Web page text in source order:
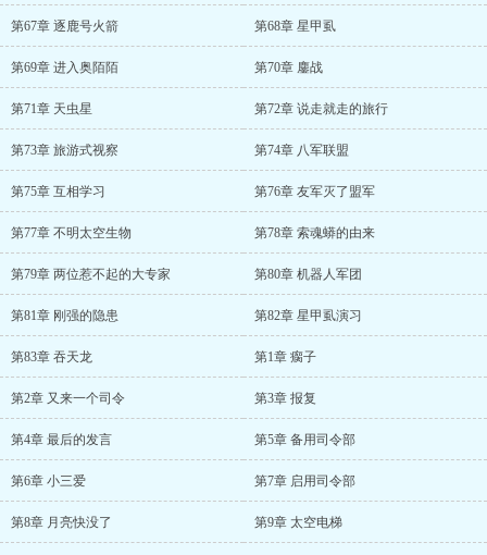
第67章 逐鹿号火箭 第68章 星甲虱
第69章 进入奥陌陌 第70章 鏖战
第71章 天虫星 第72章 说走就走的旅行
第73章 旅游式视察 第74章 八军联盟
第75章 互相学习 第76章 友军灭了盟军
第77章 不明太空生物 第78章 索魂蟒的由来
第79章 两位惹不起的大专家 第80章 机器人军团
第81章 刚强的隐患 第82章 星甲虱演习
第83章 吞天龙 第1章 瘸子
第2章 又来一个司令 第3章 报复
第4章 最后的发言 第5章 备用司令部
第6章 小三爱 第7章 启用司令部
第8章 月亮快没了 第9章 太空电梯